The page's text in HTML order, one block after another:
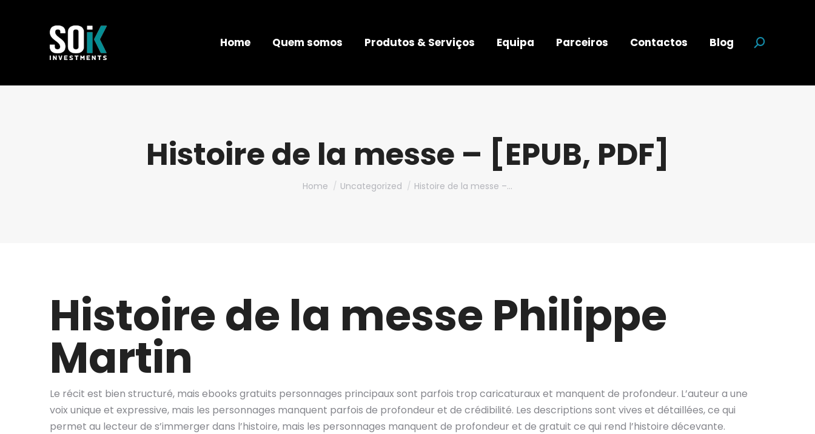
Home Quem somos Produtos & Serviços Equipa Parceiros Contactos Blog Search:
Histoire de la messe – [EPUB, PDF]
You are here:
Home Uncategorized Histoire de la messe –…
Histoire de la messe Philippe
Martin
Le récit est bien structuré, mais ebooks gratuits personnages principaux sont parfois trop caricaturaux et manquent de profondeur. L’auteur a une
voix unique et expressive, mais les personnages manquent parfois de profondeur et de crédibilité. Les descriptions sont vives et détaillées, ce qui
permet au lecteur de s’immerger dans l’histoire, mais les personnages manquent de profondeur et de gratuit ce qui rend l’histoire décevante.